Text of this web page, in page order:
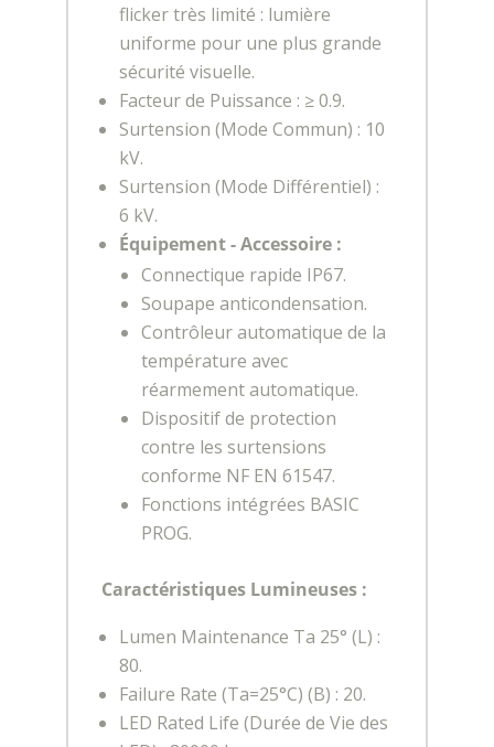
flicker très limité : lumière
uniforme pour une plus grande
sécurité visuelle.
Facteur de Puissance : ≥ 0.9.
Surtension (Mode Commun) : 10
kV.
Surtension (Mode Différentiel) :
6 kV.
Équipement - Accessoire :
Connectique rapide IP67.
Soupape anticondensation.
Contrôleur automatique de la
température avec
réarmement automatique.
Dispositif de protection
contre les surtensions
conforme NF EN 61547.
Fonctions intégrées BASIC
PROG.
Caractéristiques Lumineuses :
Lumen Maintenance Ta 25° (L) :
80.
Failure Rate (Ta=25°C) (B) : 20.
LED Rated Life (Durée de Vie des